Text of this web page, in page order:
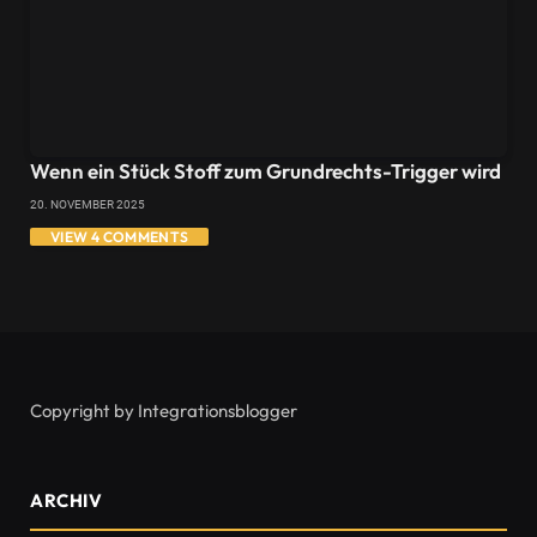
Wenn ein Stück Stoff zum Grundrechts-Trigger wird
20. NOVEMBER 2025
VIEW 4 COMMENTS
Copyright by Integrationsblogger
ARCHIV